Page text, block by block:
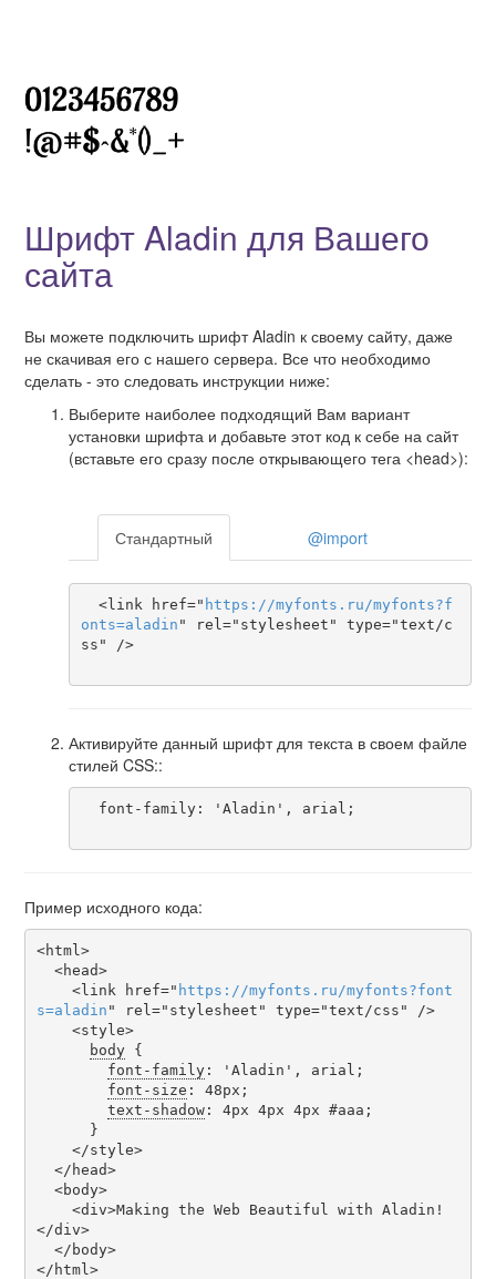
Шрифт Aladin для Вашего
сайта
Вы можете подключить шрифт Aladin к своему сайту, даже
не скачивая его с нашего сервера. Все что необходимо
сделать - это следовать инструкции ниже:
Выберите наиболее подходящий Вам вариант
установки шрифта и добавьте этот код к себе на сайт
(вставьте его сразу после открывающего тега <head>):
Стандартный @import
  <link href="
https ://myfonts . ru /myfonts?f
onts=aladin " rel="stylesheet" type="text/c
ss" />
Активируйте данный шрифт для текста в своем файле
стилей CSS::
Пример исходного кода:
<html>
    <link href="
https ://myfonts . ru /myfonts?font
s=aladin " rel="stylesheet" type="text/css" />
body {
font-family: 'Aladin', arial;
font-size : 48px;
text-shadow: 4px 4px 4px #aaa;
</div>
</html>